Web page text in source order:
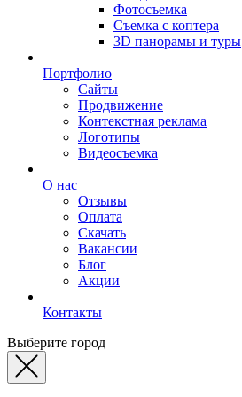
Фотосъемка
Съемка с коптера
3D панорамы и туры
Портфолио
Сайты
Продвижение
Контекстная реклама
Логотипы
Видеосъемка
О нас
Отзывы
Оплата
Скачать
Вакансии
Блог
Акции
Контакты
Выберите город